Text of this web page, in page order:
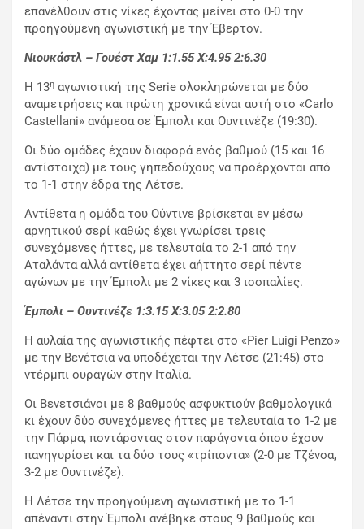
επανέλθουν στις νίκες έχοντας μείνει στο 0-0 την
προηγούμενη αγωνιστική με την Έβερτον.
Νιουκάστλ – Γουέστ Χαμ 1:1.55X:4.95 2:6.30
Η 13η αγωνιστική της Serie ολοκληρώνεται με δύο
αναμετρήσεις και πρώτη χρονικά είναι αυτή στο «Carlo
Castellani» ανάμεσα σε Έμπολι και Ουντινέζε (19:30).
Οι δύο ομάδες έχουν διαφορά ενός βαθμού (15 και 16
αντίστοιχα) με τους γηπεδούχους να προέρχονται από
το 1-1 στην έδρα της Λέτσε.
Αντίθετα η ομάδα του Ούντινε βρίσκεται εν μέσω
αρνητικού σερί καθώς έχει γνωρίσει τρεις
συνεχόμενες ήττες, με τελευταία το 2-1 από την
Αταλάντα αλλά αντίθετα έχει αήττητο σερί πέντε
αγώνων με την Έμπολι με 2 νίκες και 3 ισοπαλίες.
Έμπολι – Ουντινέζε 1:3.15X:3.05 2:2.80
Η αυλαία της αγωνιστικής πέφτει στο «Pier Luigi Penzo»
με την Βενέτσια να υποδέχεται την Λέτσε (21:45) στο
ντέρμπι ουραγών στην Ιταλία.
Οι Βενετσιάνοι με 8 βαθμούς ασφυκτιούν βαθμολογικά
κι έχουν δύο συνεχόμενες ήττες με τελευταία το 1-2 με
την Πάρμα, ποντάροντας στον παράγοντα όπου έχουν
πανηγυρίσει και τα δύο τους «τρίποντα» (2-0 με Τζένοα,
3-2 με Ουντινέζε).
Η Λέτσε την προηγούμενη αγωνιστική με το 1-1
απέναντι στην Έμπολι ανέβηκε στους 9 βαθμούς και